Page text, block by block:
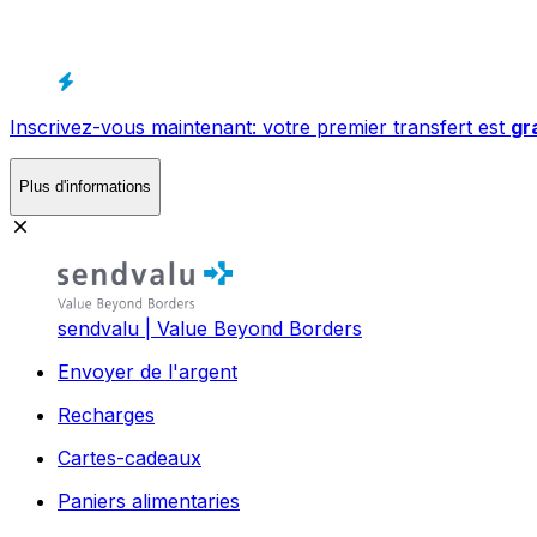
Inscrivez-vous maintenant: votre premier transfert est
Plus d'informations
sendvalu | Value Beyond Borders
Envoyer de l'argent
Recharges
Cartes-cadeaux
Paniers alimentaries